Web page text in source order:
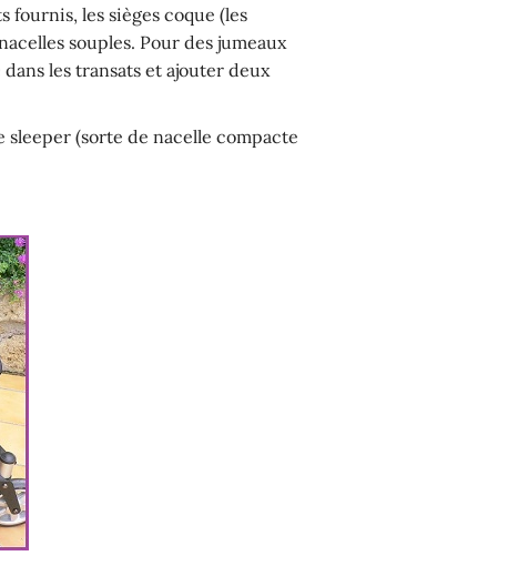
fournis, les sièges coque (les
souples. Pour des jumeaux
les transats et ajouter deux
sleeper (sorte de nacelle compacte